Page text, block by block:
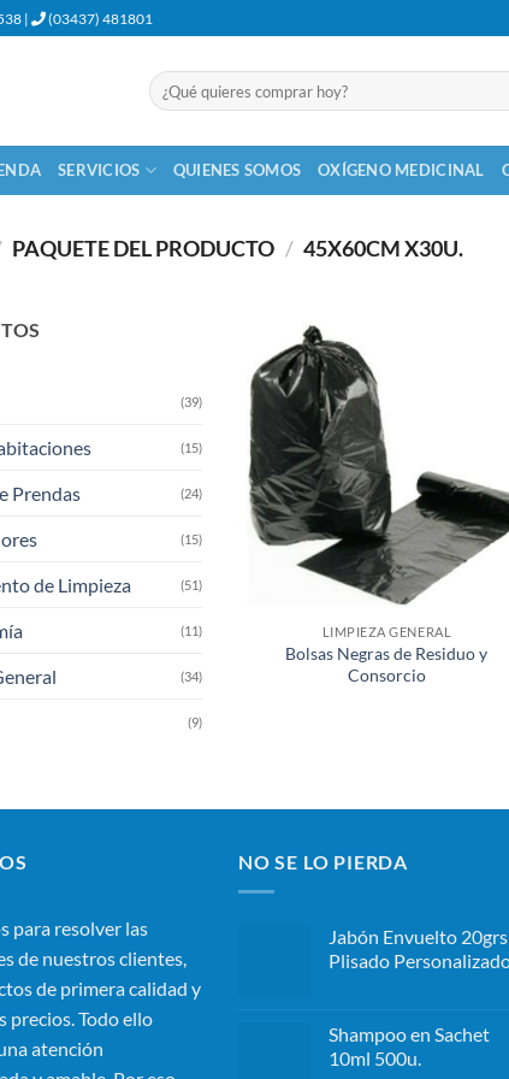
| (03437) 481801
Buscar
por:
SERVICIOS QUIENES SOMOS OXÍGENO MEDICINAL
PAQUETE DEL PRODUCTO / 45X60CM X30U.
(39)
(15)
Prendas (24)
(15)
de Limpieza (51)
(11)
(34)
(9)
LIMPIEZA GENERAL
Bolsas Negras de Residuo y
Consorcio
para resolver las
de nuestros clientes,
de primera calidad y
precios. Todo ello
atención
NO SE LO PIERDA
Jabón Envuelto 20grs
Plisado
Shampoo en Sachet
10ml 500u.